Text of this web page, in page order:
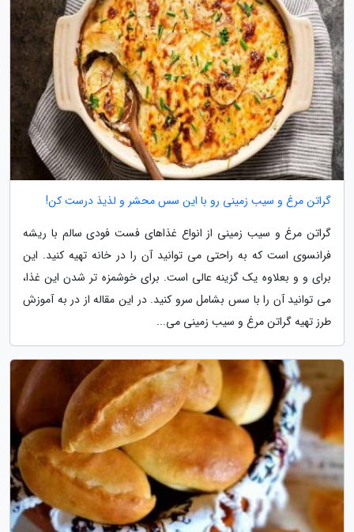
گراتن مرغ و سیب زمینی رو با این سس محشر و لذیذ درست کن!
گراتن مرغ و سیب زمینی از انواع غذاهای فست فودی سالم با ریشه
فرانسوی است که به راحتی می توانید آن را در خانه تهیه کنید. این
برای و و بعلاوه یک گزینه عالی است. برای خوشمزه تر شدن این غذا،
می توانید آن را با سس بشامل سرو کنید. در این مقاله از در به آموزش
طرز تهیه گراتن مرغ و سیب زمینی می...